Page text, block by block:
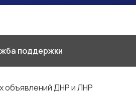
поддержки
объявлений ДНР и ЛНР